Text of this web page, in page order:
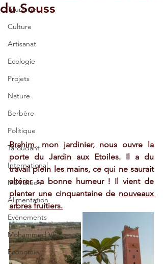
Tourisme
Culture
Artisanat
Ecologie
Projets
Nature
Berbère
Politique
Taroudant
International
Marrakech
Alimentation
Evénements
Mohammed VI
Economie
du Souss
Brahim, mon jardinier, nous ouvre la
porte du Jardin aux Etoiles. Il a du
travail plein les mains, ce qui ne saurait
altérer sa bonne humeur ! Il vient de
planter une cinquantaine de nouveaux
arbres fruitiers.